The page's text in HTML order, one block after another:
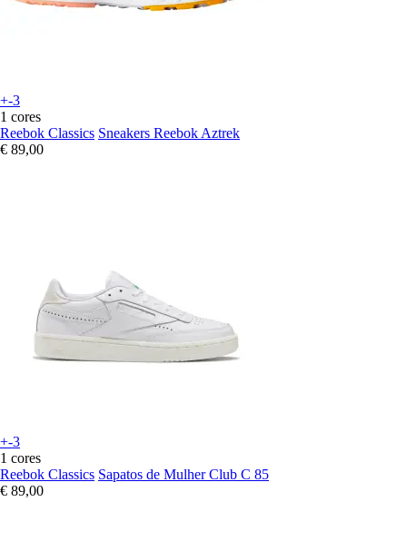
+-3
1 cores
Reebok Classics Sneakers Reebok Aztrek
€ 89,00
+-3
1 cores
Reebok Classics Sapatos de Mulher Club C 85
€ 89,00